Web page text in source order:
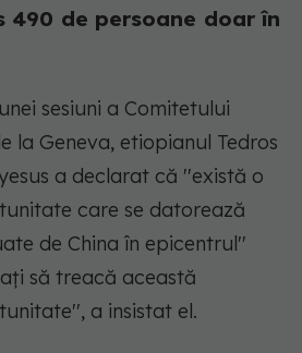
490 de persoane doar în
sesiuni a Comitetului
la Geneva, etiopianul Tedros
a declarat că ''există o
care se datorează
de China în epicentrul''
să treacă această
a insistat el.